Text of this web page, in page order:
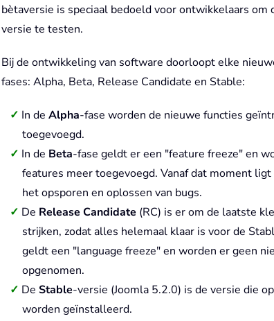
bètaversie is speciaal bedoeld voor ontwikkelaars om
versie te testen.
Bij de ontwikkeling van software doorloopt elke
fases: Alpha, Beta, Release Candidate en Stable:
In de Alpha-fase worden de nieuwe functies
toegevoegd.
In de Beta-fase geldt er een "feature freeze" en
features meer toegevoegd. Vanaf dat moment
het opsporen en oplossen van bugs.
De Release Candidate (RC) is er om de laatste
strijken, zodat alles helemaal klaar is voor de
geldt een "language freeze" en worden er geen
opgenomen.
De Stable-versie (Joomla 5.2.0) is de versie die
worden geïnstalleerd.